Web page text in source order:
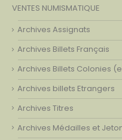
VENTES NUMISMATIQUE
Archives Assignats
Archives Billets Français
Archives Billets Colonies
Archives billets Etrangers
Archives Titres
Archives Médailles et